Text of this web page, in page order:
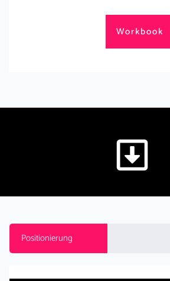
Workbook
Positionierung